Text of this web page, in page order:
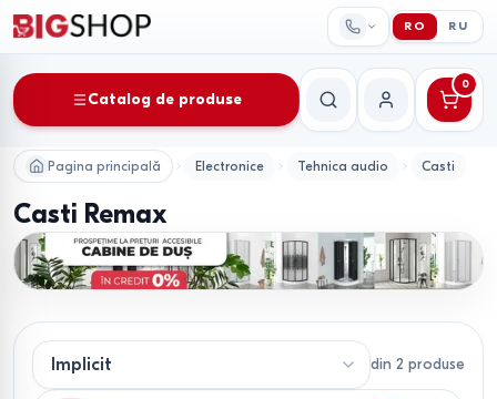
RO RU
Catalog de produse
CăutareContul meu
0
Pagina principală Electronice Tehnica audio Casti
Casti Remax
din 2 produse